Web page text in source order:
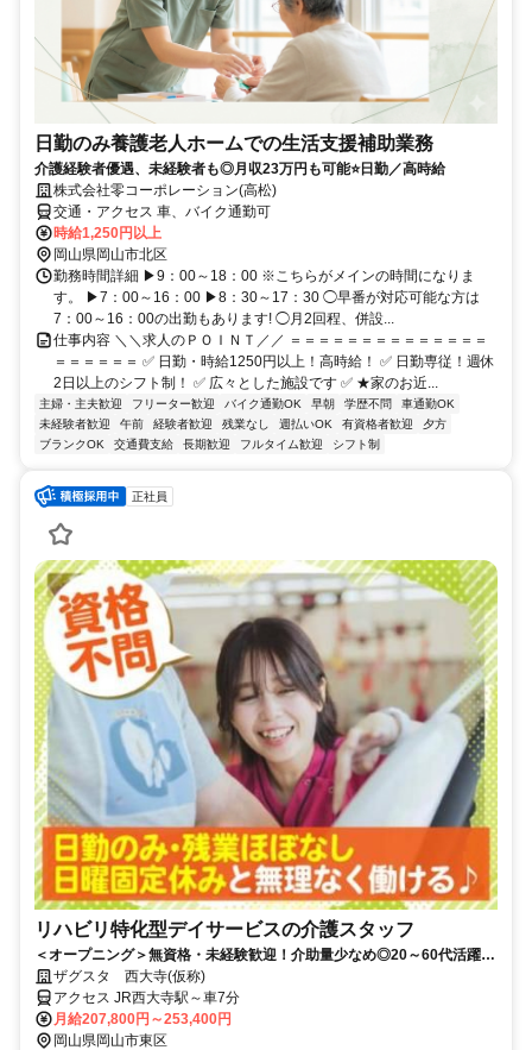
日勤のみ養護老人ホームでの生活支援補助業務
介護経験者優遇、未経験者も◎月収23万円も可能⭐日勤／高時給
株式会社零コーポレーション(高松)
交通・アクセス 車、バイク通勤可
時給1,250円以上
岡山県岡山市北区
勤務時間詳細 ▶9：00～18：00 ※こちらがメインの時間になりま
す。 ▶7：00～16：00 ▶8：30～17：30 ◯早番が対応可能な方は
7：00～16：00の出勤もあります! ◯月2回程、併設...
仕事内容 ＼＼求人のＰＯＩＮＴ／／ ＝＝＝＝＝＝＝＝＝＝＝＝＝＝
＝＝＝＝＝＝ ✅ 日勤・時給1250円以上！高時給！ ✅ 日勤専従！週休
2日以上のシフト制！ ✅ 広々とした施設です ✅ ★家のお近...
主婦・主夫歓迎 フリーター歓迎 バイク通勤OK 早朝 学歴不問
車通勤OK
未経験者歓迎
午前 経験者歓迎 残業なし 週払いOK 有資格者歓迎
夕方
ブランクOK
交通費支給 長期歓迎 フルタイム歓迎 シフト制
正社員
リハビリ特化型デイサービスの介護スタッフ
＜オープニング＞無資格・未経験歓迎！介助量少なめ◎20～60代活躍中
の活気あるデイサービス♪要車通勤（ガソリン代支給あり）
ザグスタ 西大寺(仮称)
アクセス JR西大寺駅～車7分
月給207,800円～253,400円
岡山県岡山市東区